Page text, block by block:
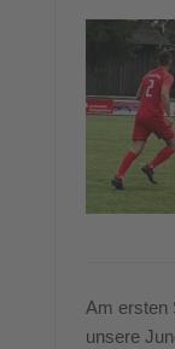
Am ersten
unsere